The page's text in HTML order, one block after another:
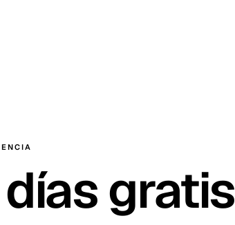
días gratis